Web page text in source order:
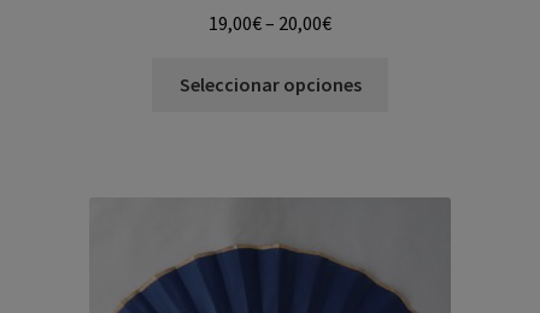
19,00€– 20,00€
Seleccionar opciones